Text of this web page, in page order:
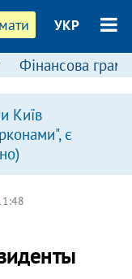
УКР
Фінансова
Київ
є